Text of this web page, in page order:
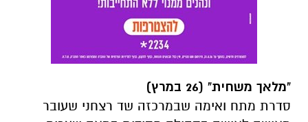
"מלאך משחית" (26 במרץ)
סדרת מתח ואימה שבמרכזה שד רצחני שעובר